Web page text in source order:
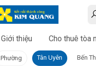
Giới thiệu Cho thuê tòa
Phường Tân Uyên Bến